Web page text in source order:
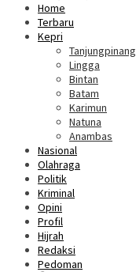
Home
Terbaru
Kepri
Tanjungpinang
Lingga
Bintan
Batam
Karimun
Natuna
Anambas
Nasional
Olahraga
Politik
Kriminal
Opini
Profil
Hijrah
Redaksi
Pedoman